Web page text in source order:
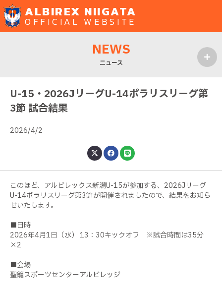
ALBIREX NIIGATA
OFFICIAL WEBSITE
NEWS
ニュース
U-15・2026JリーグU-14ポラリスリーグ第
3節 試合結果
2026/4/2
このほど、アルビレックス新潟U-15が参加する、2026Jリーグ
U-14ポラリスリーグ第3節が開催されましたので、結果をお知ら
せいたします。
■日時
2026年4月1日（水） 13：30キックオフ ※試合時間は35分
×2
■会場
聖籠スポーツセンターアルビレッジ